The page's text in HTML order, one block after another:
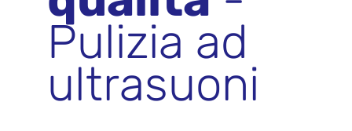
Pulizia ad
ultrasuoni